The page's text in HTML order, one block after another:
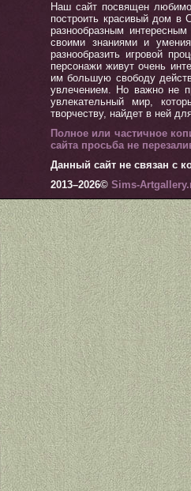
Наш сайт посвящен
построить красивый дом в
разнообразным
своими знаниями и
разнообразить игровой
персонажи живут очень
им большую свободу
увлечением. Но важно не
увлекательный мир,
творчеству, найдет в ней
Полное или частичное
сайта просьба не
Данный сайт не связан с
2013–2026© Sims-